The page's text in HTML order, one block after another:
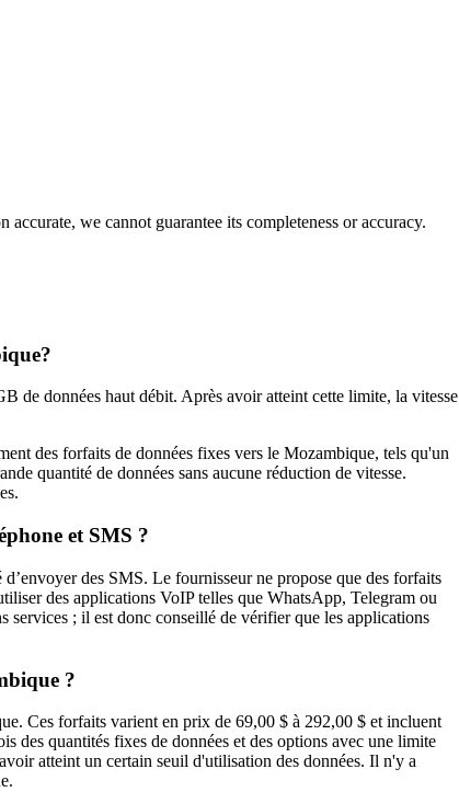
we cannot guarantee its completeness or accuracy.
de données haut débit. Après avoir atteint cette limite, la vitesse
des forfaits de données fixes vers le Mozambique, tels qu'un
quantité de données sans aucune réduction de vitesse.
et SMS ?
des SMS. Le fournisseur ne propose que des forfaits
des applications VoIP telles que WhatsApp, Telegram ou
services ; il est donc conseillé de vérifier que les applications
?
Ces forfaits varient en prix de 69,00 $ à 292,00 $ et incluent
des quantités fixes de données et des options avec une limite
atteint un certain seuil d'utilisation des données. Il n'y a